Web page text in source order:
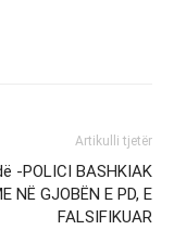
Artikulli tjetër
-POLICI BASHKIAK
NË GJOBËN E PD, E
FALSIFIKUAR